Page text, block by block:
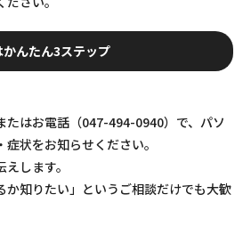
かんたん3ステップ
たはお電話（047-494-0940）で、パソ
状をお知らせください。
します。
か知りたい」というご相談だけでも大歓